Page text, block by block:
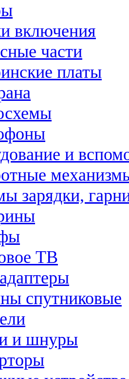
включения
части
платы
и
зарядки,
ТВ
спутниковые
и шнуры